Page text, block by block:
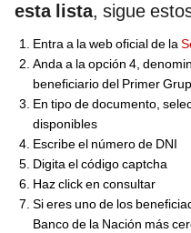
esta lista, sigue
Entra a la web oficial de la
Anda a la opción 4,
beneficiario del Primer
En tipo de documento,
disponibles
Escribe el número de DNI
Digita el código captcha
Haz click en consultar
Si eres uno de los
Banco de la Nación más